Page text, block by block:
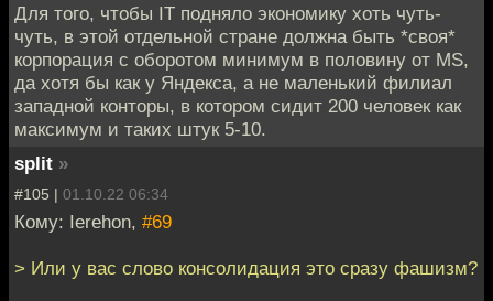
Для того, чтобы IT подняло экономику хоть чуть-
чуть, в этой отдельной стране должна быть *своя*
корпорация с оборотом минимум в половину от MS,
да хотя бы как у Яндекса, а не маленький филиал
западной конторы, в котором сидит 200 человек как
максимум и таких штук 5-10.
split »
#105 | 01.10.22 06:34
Кому: Ierehon, #69
> Или у вас слово консолидация это сразу фашизм?